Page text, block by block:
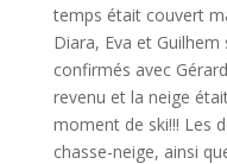
temps était couvert
Diara, Eva et
confirmés avec
revenu et la neige
moment de ski!!! Les
chasse-neige, ainsi